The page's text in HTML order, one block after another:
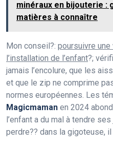
minéraux en bijouterie :
matières à connaître
Mon conseil?: poursuivre
l’installation de l’enfant?;
jamais l’encolure, que les
et que le zip ne comprime
normes européennes. Les
Magicmaman en 2024
l’enfant a du mal à tendre
perdre?? dans la gigoteuse, il